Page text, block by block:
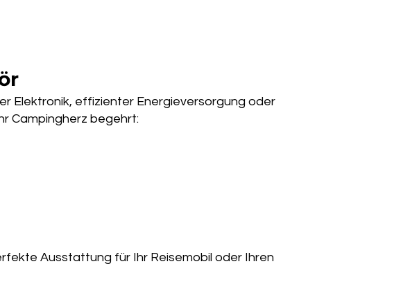
Elektronik, effizienter Energieversorgung oder
Campingherz begehrt:
Ausstattung für Ihr Reisemobil oder Ihren